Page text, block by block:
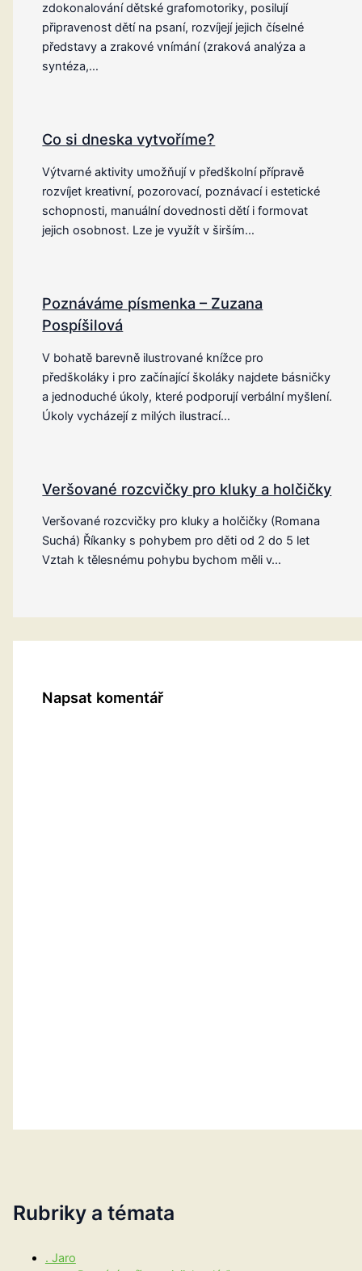
Rubriky a témata
. Jaro
zdokonalování dětské grafomotoriky, posilují
připravenost dětí na psaní, rozvíjejí jejich číselné
představy a zrakové vnímání (zraková analýza a
syntéza,…
Co si dneska vytvoříme?
Výtvarné aktivity umožňují v předškolní přípravě
rozvíjet kreativní, pozorovací, poznávací i estetické
schopnosti, manuální dovednosti dětí i formovat
jejich osobnost. Lze je využít v širším…
Poznáváme písmenka – Zuzana
Pospíšilová
V bohatě barevně ilustrované knížce pro
předškoláky i pro začínající školáky najdete básničky
a jednoduché úkoly, které podporují verbální myšlení.
Úkoly vycházejí z milých ilustrací…
Veršované rozcvičky pro kluky a holčičky
Veršované rozcvičky pro kluky a holčičky (Romana
Suchá) Říkanky s pohybem pro děti od 2 do 5 let
Vztah k tělesnému pohybu bychom měli v…
Napsat komentář